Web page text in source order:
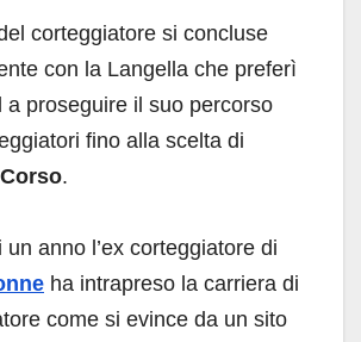
corteggiatore si concluse
con la Langella che preferì
a proseguire il suo percorso
fino alla scelta di
.
anno l’ex corteggiatore di
ha intrapreso la carriera di
come si evince da un sito